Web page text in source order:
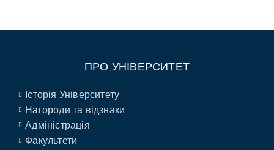
ПРО УНІВЕРСИТЕТ
Історія Університету
Нагороди та відзнаки
Адміністрація
Факультети